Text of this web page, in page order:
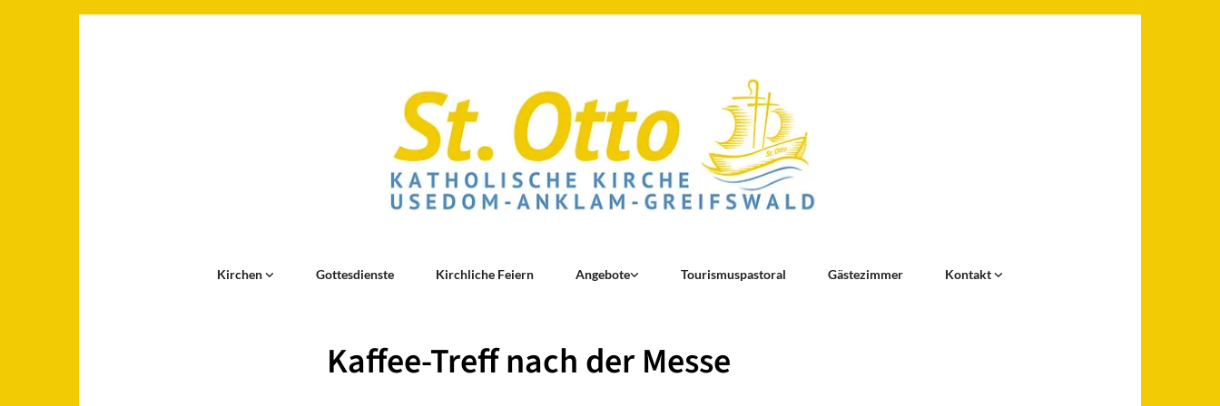
Kirchen Gottesdienste Kirchliche Feiern Angebote Tourismuspastoral Gästezimmer Kontakt
Kaffee-Treff nach der Messe